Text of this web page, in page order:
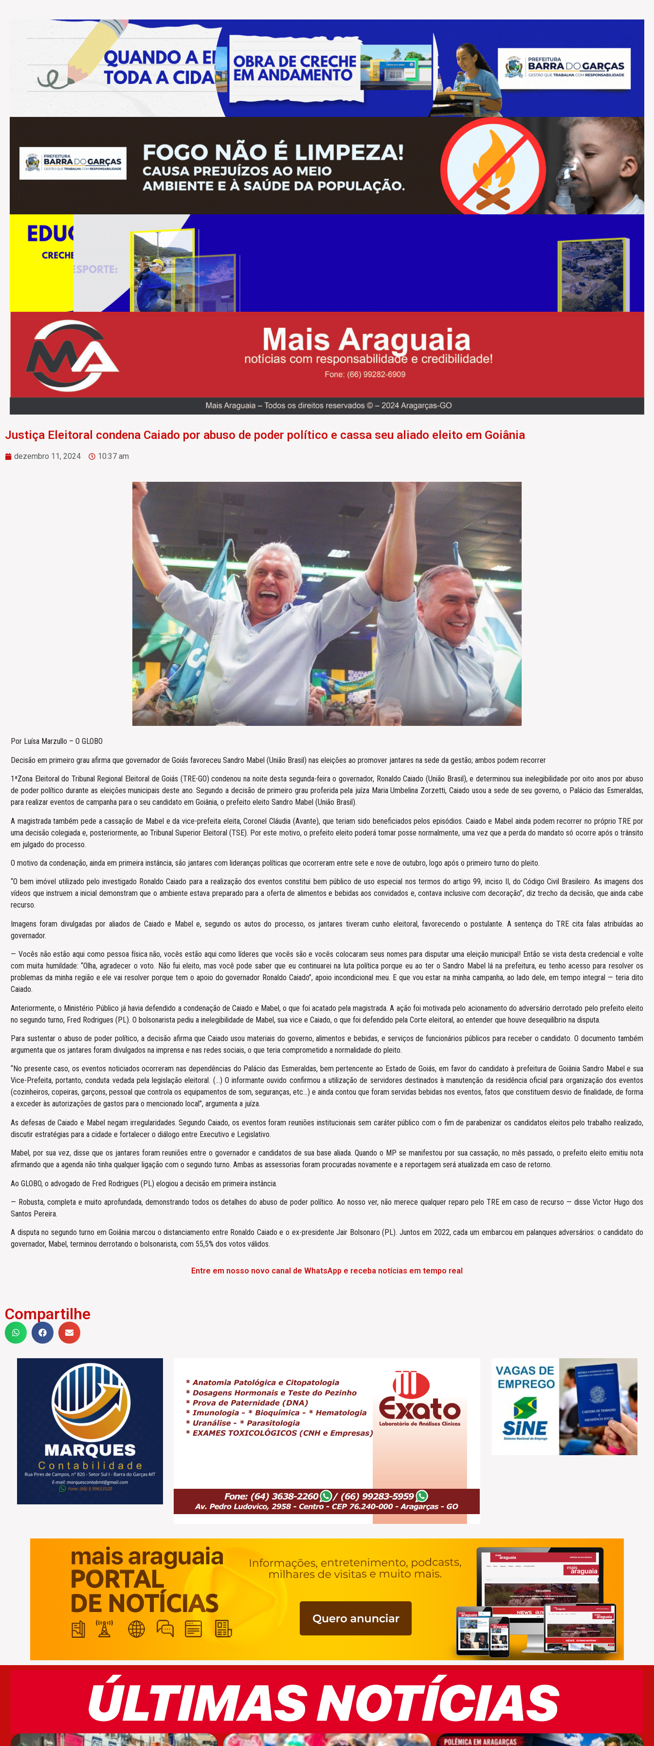
Justiça Eleitoral condena Caiado por abuso de poder político e cassa seu aliado eleito em Goiânia
dezembro 11, 2024 10:37 am
Por Luísa Marzullo – O GLOBO
Decisão em primeiro grau afirma que governador de Goiás favoreceu Sandro Mabel (União Brasil) nas eleições ao promover jantares na sede da gestão; ambos podem recorrer
1ªZona Eleitoral do Tribunal Regional Eleitoral de Goiás (TRE-GO) condenou na noite desta segunda-feira o governador, Ronaldo Caiado (União Brasil), e determinou sua inelegibilidade por oito anos por abuso
de poder político durante as eleições municipais deste ano. Segundo a decisão de primeiro grau proferida pela juíza Maria Umbelina Zorzetti, Caiado usou a sede de seu governo, o Palácio das Esmeraldas,
para realizar eventos de campanha para o seu candidato em Goiânia, o prefeito eleito Sandro Mabel (União Brasil).
A magistrada também pede a cassação de Mabel e da vice-prefeita eleita, Coronel Cláudia (Avante), que teriam sido beneficiados pelos episódios. Caiado e Mabel ainda podem recorrer no próprio TRE por
uma decisão colegiada e, posteriormente, ao Tribunal Superior Eleitoral (TSE). Por este motivo, o prefeito eleito poderá tomar posse normalmente, uma vez que a perda do mandato só ocorre após o trânsito
em julgado do processo.
O motivo da condenação, ainda em primeira instância, são jantares com lideranças políticas que ocorreram entre sete e nove de outubro, logo após o primeiro turno do pleito.
“O bem imóvel utilizado pelo investigado Ronaldo Caiado para a realização dos eventos constitui bem público de uso especial nos termos do artigo 99, inciso II, do Código Civil Brasileiro. As imagens dos
vídeos que instruem a inicial demonstram que o ambiente estava preparado para a oferta de alimentos e bebidas aos convidados e, contava inclusive com decoração”, diz trecho da decisão, que ainda cabe
recurso.
Imagens foram divulgadas por aliados de Caiado e Mabel e, segundo os autos do processo, os jantares tiveram cunho eleitoral, favorecendo o postulante. A sentença do TRE cita falas atribuídas ao
governador.
— Vocês não estão aqui como pessoa física não, vocês estão aqui como líderes que vocês são e vocês colocaram seus nomes para disputar uma eleição municipal! Então se vista desta credencial e volte
com muita humildade: “Olha, agradecer o voto. Não fui eleito, mas você pode saber que eu continuarei na luta política porque eu ao ter o Sandro Mabel lá na prefeitura, eu tenho acesso para resolver os
problemas da minha região e ele vai resolver porque tem o apoio do governador Ronaldo Caiado”, apoio incondicional meu. E que vou estar na minha campanha, ao lado dele, em tempo integral — teria dito
Caiado.
Anteriormente, o Ministério Público já havia defendido a condenação de Caiado e Mabel, o que foi acatado pela magistrada. A ação foi motivada pelo acionamento do adversário derrotado pelo prefeito eleito
no segundo turno, Fred Rodrigues (PL). O bolsonarista pediu a inelegibilidade de Mabel, sua vice e Caiado, o que foi defendido pela Corte eleitoral, ao entender que houve desequilíbrio na disputa.
Para sustentar o abuso de poder político, a decisão afirma que Caiado usou materiais do governo, alimentos e bebidas, e serviços de funcionários públicos para receber o candidato. O documento também
argumenta que os jantares foram divulgados na imprensa e nas redes sociais, o que teria comprometido a normalidade do pleito.
“No presente caso, os eventos noticiados ocorreram nas dependências do Palácio das Esmeraldas, bem pertencente ao Estado de Goiás, em favor do candidato à prefeitura de Goiânia Sandro Mabel e sua
Vice-Prefeita, portanto, conduta vedada pela legislação eleitoral. (…) O informante ouvido confirmou a utilização de servidores destinados à manutenção da residência oficial para organização dos eventos
(cozinheiros, copeiras, garçons, pessoal que controla os equipamentos de som, seguranças, etc…) e ainda contou que foram servidas bebidas nos eventos, fatos que constituem desvio de finalidade, de forma
a exceder às autorizações de gastos para o mencionado local”, argumenta a juíza.
As defesas de Caiado e Mabel negam irregularidades. Segundo Caiado, os eventos foram reuniões institucionais sem caráter público com o fim de parabenizar os candidatos eleitos pelo trabalho realizado,
discutir estratégias para a cidade e fortalecer o diálogo entre Executivo e Legislativo.
Mabel, por sua vez, disse que os jantares foram reuniões entre o governador e candidatos de sua base aliada. Quando o MP se manifestou por sua cassação, no mês passado, o prefeito eleito emitiu nota
afirmando que a agenda não tinha qualquer ligação com o segundo turno. Ambas as assessorias foram procuradas novamente e a reportagem será atualizada em caso de retorno.
Ao GLOBO, o advogado de Fred Rodrigues (PL) elogiou a decisão em primeira instância.
— Robusta, completa e muito aprofundada, demonstrando todos os detalhes do abuso de poder político. Ao nosso ver, não merece qualquer reparo pelo TRE em caso de recurso — disse Victor Hugo dos
Santos Pereira.
A disputa no segundo turno em Goiânia marcou o distanciamento entre Ronaldo Caiado e o ex-presidente Jair Bolsonaro (PL). Juntos em 2022, cada um embarcou em palanques adversários: o candidato do
governador, Mabel, terminou derrotando o bolsonarista, com 55,5% dos votos válidos.
Entre em nosso novo canal de WhatsApp e receba notícias em tempo real
Compartilhe